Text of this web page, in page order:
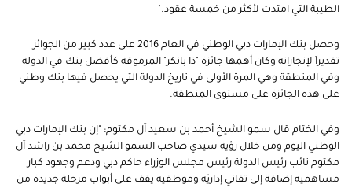
الطيبة التي امتدت لأكثر من خمسة عقود."
وحصل بنك الإمارات دبي الوطني في العام 2016 على عدد كبير من الجوائز
تقديراً لإنجازاته وكان أهمها جائزة "ذا بانكر" المرموقة كأفضل بنك في الدولة
وفي المنطقة وهي المرة الأولى في تاريخ الدولة التي يحصل فيها بنك وطني
على هذه الجائزة على مستوى المنطقة.
وفي الختام قال سمو الشيخ أحمد بن سعيد آل مكتوم: "إن بنك الإمارات دبي
الوطني اليوم ومن خلال رؤية سيدي صاحب السمو الشيخ محمد بن راشد آل
مكتوم نائب رئيس الدولة رئيس مجلس الوزراء حاكم دبي ودعم وجهود كبار
مساهميه إضافة إلى تفاني إداريّه وموظفيه يقف على أبواب مرحلة جديدة من